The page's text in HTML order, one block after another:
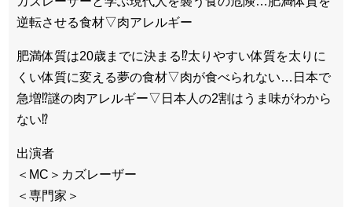
逆転させる食材▽肉アレルギー
肥満体質は20歳までに決まる⁉太りやすい体質を太りに
くい体質に変える夢の食材▽肉が食べられない…日本で
急増⁉謎の肉アレルギー▽日本人の2割はうま味がわから
ない⁉
出演者
＜MC＞カズレーザー
＜専門家＞